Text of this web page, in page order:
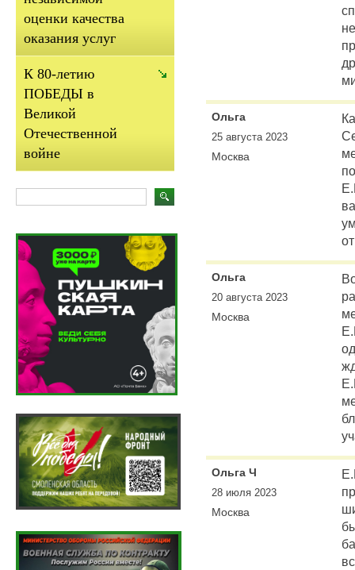
Ольга
25 августа 2023
Москва
Ольга
20 августа 2023
Москва
Ольга Ч
28 июля 2023
Москва
оценки качества
оказания услуг
К 80-летию
ПОБЕДЫ в
Великой
Отечественной
войне